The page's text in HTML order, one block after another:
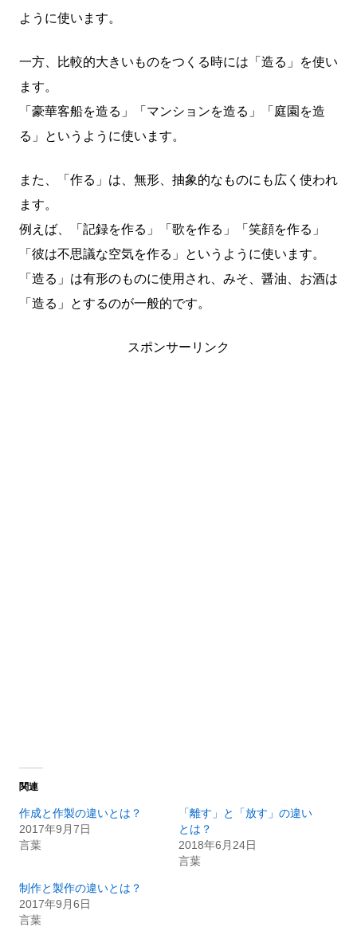
ように使います。
一方、比較的大きいものをつくる時には「造る」を使い
ます。
「豪華客船を造る」「マンションを造る」「庭園を造
る」というように使います。
また、「作る」は、無形、抽象的なものにも広く使われ
ます。
例えば、「記録を作る」「歌を作る」「笑顔を作る」
「彼は不思議な空気を作る」というように使います。
「造る」は有形のものに使用され、みそ、醤油、お酒は
「造る」とするのが一般的です。
スポンサーリンク
関連
作成と作製の違いとは？
2017年9月7日
言葉
「離す」と「放す」の違い
とは？
2018年6月24日
言葉
制作と製作の違いとは？
2017年9月6日
言葉